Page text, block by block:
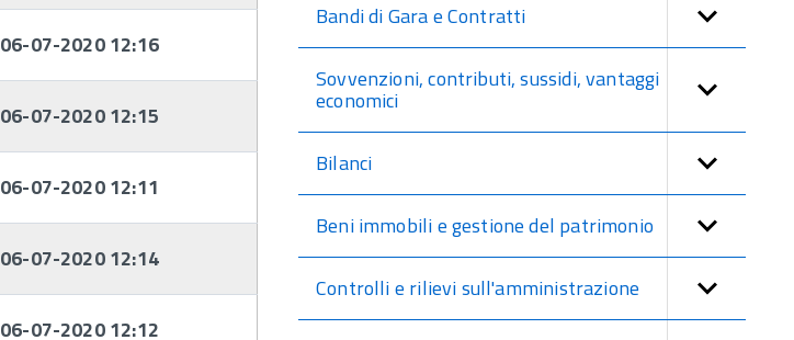
06-07-2020 12:16
06-07-2020 12:15
06-07-2020 12:11
06-07-2020 12:14
06-07-2020 12:12
Bandi di Gara e Contratti
Sovvenzioni, contributi, sussidi, vantaggi
economici
Bilanci
Beni immobili e gestione del patrimonio
Controlli e rilievi sull'amministrazione